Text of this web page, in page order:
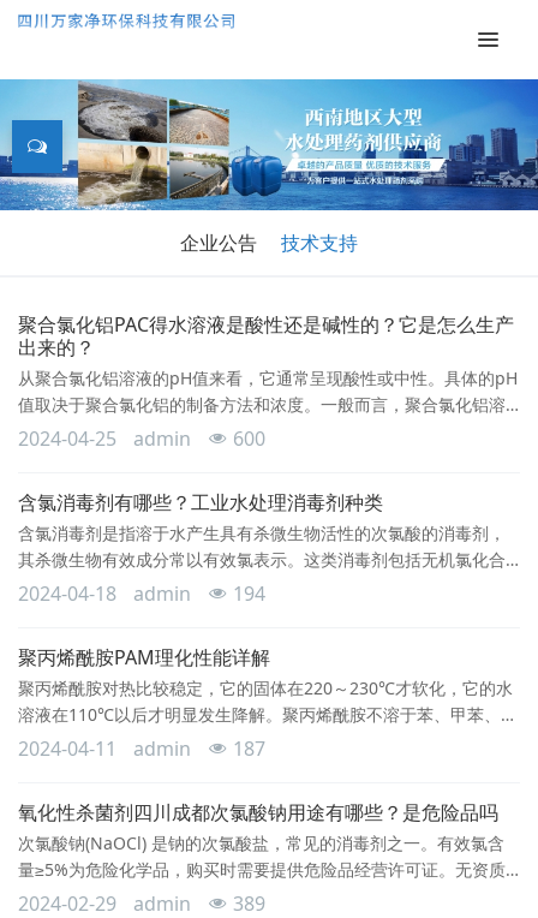
企业公告 技术支持
聚合氯化铝PAC得水溶液是酸性还是碱性的？它是怎么生产
出来的？
从聚合氯化铝溶液的pH值来看，它通常呈现酸性或中性。具体的pH
值取决于聚合氯化铝的制备方法和浓度。一般而言，聚合氯化铝溶
液的pH值在2.0至4.5之间。这是由于聚合氯化铝在制备过程中产生
Al3+离子的水解反应。当聚合氯化铝加入水中时，其分解为Al3+离
子和Cl-离子。Al3+离子在
2024-04-25 admin 600
含氯消毒剂有哪些？工业水处理消毒剂种类
含氯消毒剂是指溶于水产生具有杀微生物活性的次氯酸的消毒剂，
其杀微生物有效成分常以有效氯表示。这类消毒剂包括无机氯化合
物（如次氯酸钠，工业制备的含有效氯10%(W/W)、漂白粉：含有效
有效氯60%（W/W）、三氯异氰尿酸，含有效氯85%～90%
（W/W）。无机氯性质不稳定
2024-04-18 admin 194
聚丙烯酰胺PAM理化性能详解
聚丙烯酰胺对热比较稳定，它的固体在220～230℃才软化，它的水
溶液在110℃以后才明显发生降解。聚丙烯酰胺不溶于苯、甲苯、二
甲苯、汽油、煤油、柴油，但溶于水。聚丙烯酰胺与碱反应，产生
核羟桥络离子所交联，并易为机械和(或)氧的作用所降解。在采油
中，主要用作驱油剂、堵水剂
2024-04-11 admin 187
氧化性杀菌剂四川成都次氯酸钠用途有哪些？是危险品吗
次氯酸钠(NaOCl) 是钠的次氯酸盐，常见的消毒剂之一。有效氯含
量≥5%为危险化学品，购买时需要提供危险品经营许可证。无资质
企业及个人严禁购买。含量＜5%为普通化学品，任何人可以购买。
2024-02-29 admin 389